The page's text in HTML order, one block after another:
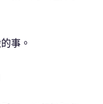
事。